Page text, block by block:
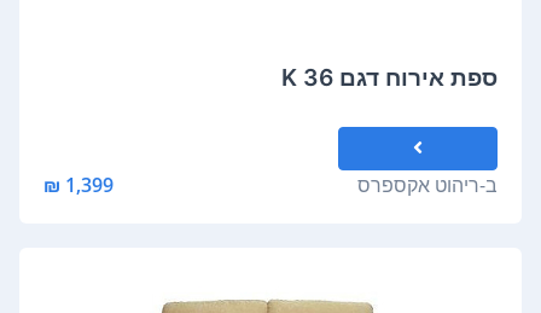
ספת אירוח דגם K 36
ב-ריהוט אקספרס 1,399 ₪